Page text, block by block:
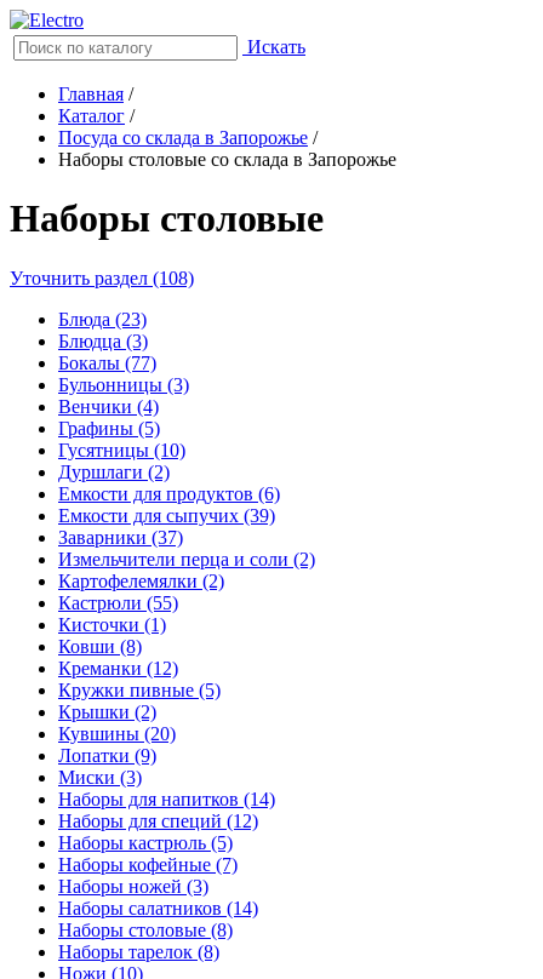
Искать
Главная /
Каталог /
Посуда со склада в Запорожье /
Наборы столовые со склада в Запорожье
Наборы столовые
Уточнить раздел (108)
Блюда (23)
Блюдца (3)
Бокалы (77)
Бульонницы (3)
Венчики (4)
Графины (5)
Гусятницы (10)
Дуршлаги (2)
Емкости для продуктов (6)
Емкости для сыпучих (39)
Заварники (37)
Измельчители перца и соли (2)
Картофелемялки (2)
Кастрюли (55)
Кисточки (1)
Ковши (8)
Креманки (12)
Кружки пивные (5)
Крышки (2)
Кувшины (20)
Лопатки (9)
Миски (3)
Наборы для напитков (14)
Наборы для специй (12)
Наборы кастрюль (5)
Наборы кофейные (7)
Наборы ножей (3)
Наборы салатников (14)
Наборы столовые (8)
Наборы тарелок (8)
Ножи (10)